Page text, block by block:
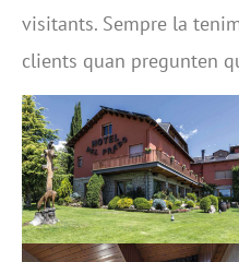
visitants. Sempre la
clients quan pregunten